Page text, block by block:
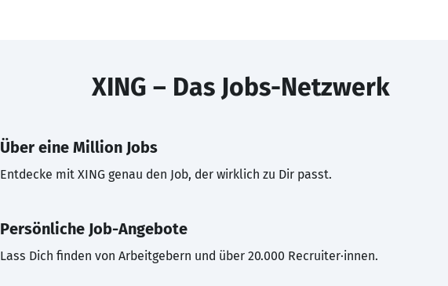
XING – Das Jobs-Netzwerk
Über eine Million Jobs
Entdecke mit XING genau den Job, der wirklich zu Dir passt.
Persönliche Job-Angebote
Lass Dich finden von Arbeitgebern und über 20.000 Recruiter·innen.